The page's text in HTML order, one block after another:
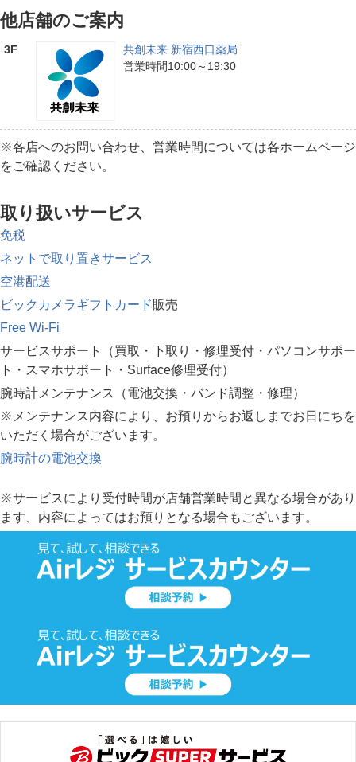
他店舗のご案内
3F
共創未来 新宿西口薬局
営業時間10:00～19:30
※各店へのお問い合わせ、営業時間については各ホームページ
をご確認ください。
取り扱いサービス
免税
ネットで取り置きサービス
空港配送
ビックカメラギフトカード販売
Free Wi-Fi
サービスサポート（買取・下取り・修理受付・パソコンサポー
ト・スマホサポート・Surface修理受付）
腕時計メンテナンス（電池交換・バンド調整・修理）
※メンテナンス内容により、お預りからお返しまでお日にちを
いただく場合がございます。
腕時計の電池交換
※サービスにより受付時間が店舗営業時間と異なる場合があり
ます、内容によってはお預りとなる場合もございます。